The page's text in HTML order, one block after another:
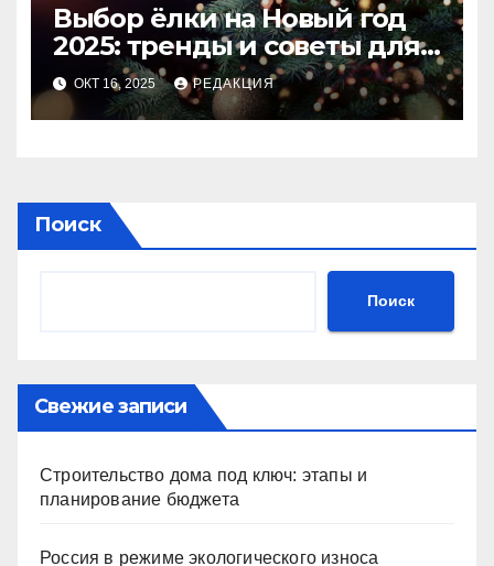
Выбор ёлки на Новый год
2025: тренды и советы для
идеального праздника
ОКТ 16, 2025 РЕДАКЦИЯ
Поиск
Поиск
Свежие записи
Строительство дома под ключ: этапы и
планирование бюджета
Россия в режиме экологического износа